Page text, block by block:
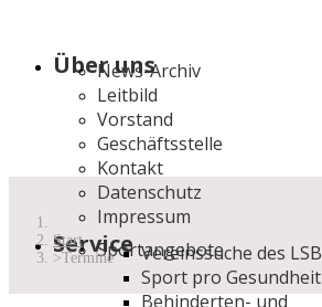
Über uns
News-Archiv
Leitbild
Vorstand
Geschäftsstelle
Kontakt
Datenschutz
Impressum
ServiceSportangebote
Vereinssuche des LSB
Sport pro Gesundheit
Behinderten- und
Start
Termine